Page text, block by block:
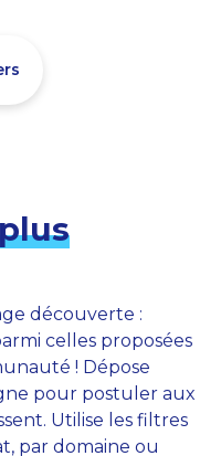
découverte :
celles proposées
! Dépose
pour postuler aux
Utilise les filtres
par domaine ou